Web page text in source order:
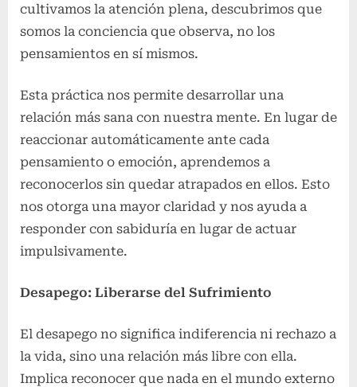
cultivamos la atención plena, descubrimos que
somos la conciencia que observa, no los
pensamientos en sí mismos.
Esta práctica nos permite desarrollar una
relación más sana con nuestra mente. En lugar de
reaccionar automáticamente ante cada
pensamiento o emoción, aprendemos a
reconocerlos sin quedar atrapados en ellos. Esto
nos otorga una mayor claridad y nos ayuda a
responder con sabiduría en lugar de actuar
impulsivamente.
Desapego: Liberarse del Sufrimiento
El desapego no significa indiferencia ni rechazo a
la vida, sino una relación más libre con ella.
Implica reconocer que nada en el mundo externo